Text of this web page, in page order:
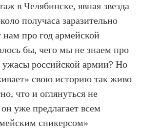
в Челябинске, явная звезда
получаса заразительно
нам про год армейской
бы, чего мы не знаем про
российской армии? Но
свою историю так живо
что и оглянуться не
уже предлагает всем
сникерсом»